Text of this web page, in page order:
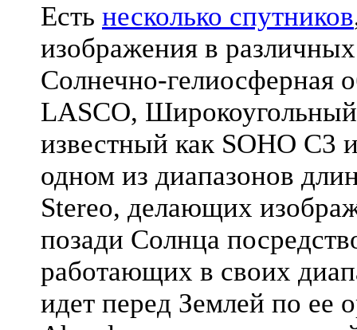
Есть несколько спутников
изображения в
Солнечно-гелиосферная
LASCO,
известный как SOHO C3
одном из диапазонов
Stereo, делающих
позади Солнца
работающих в своих
идет перед Землей по ее